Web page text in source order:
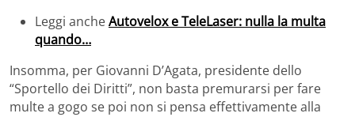
Leggi ancheAutovelox e TeleLaser: nulla la multa
quando…
Insomma, per Giovanni D’Agata, presidente dello
“Sportello dei Diritti”, non basta premurarsi per fare
multe a gogo se poi non si pensa effettivamente alla